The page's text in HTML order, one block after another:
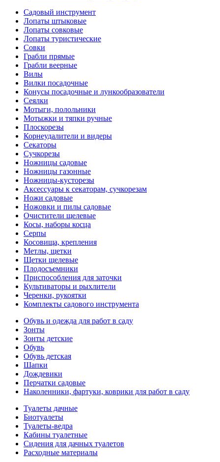
Садовый инструмент
Лопаты штыковые
Лопаты совковые
Лопаты туристические
Совки
Грабли прямые
Грабли веерные
Вилы
Вилки посадочные
Конусы посадочные и лункообразователи
Сеялки
Мотыги, полольники
Мотыжки и тяпки ручные
Плоскорезы
Корнеудалители и видеры
Секаторы
Сучкорезы
Ножницы садовые
Ножницы газонные
Ножницы-кусторезы
Аксессуары к секаторам, сучкорезам
Ножи садовые
Ножовки и пилы садовые
Очистители щелевые
Косы, наборы косца
Серпы
Косовища, крепления
Метлы, щетки
Щетки щелевые
Плодосъемники
Приспособления для заточки
Культиваторы и рыхлители
Черенки, рукоятки
Комплекты садового инструмента
Обувь и одежда для работ в саду
Зонты
Зонты детские
Обувь
Обувь детская
Шапки
Дождевики
Перчатки садовые
Наколенники, фартуки, коврики для работ в саду
Туалеты дачные
Биотуалеты
Туалеты-ведра
Кабины туалетные
Сидения для дачных туалетов
Расходные материалы